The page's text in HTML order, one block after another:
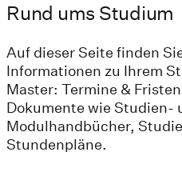
Rund ums Studium
Auf dieser Seite finden
Informationen zu Ihrem
Master: Termine &
Dokumente wie Studien-
Modulhandbücher,
Stundenpläne.